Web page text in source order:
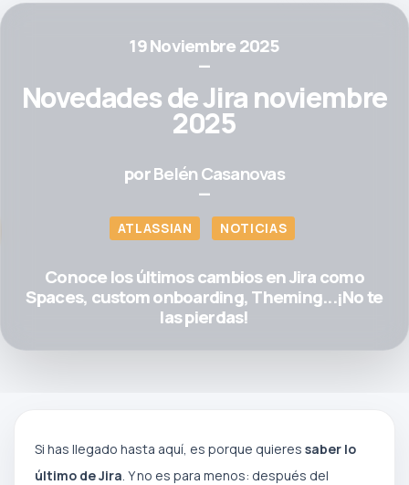
19 Noviembre 2025
—
Novedades de Jira noviembre
2025
porBelén Casanovas
—
ATLASSIAN NOTICIAS
Conoce los últimos cambios en Jira como
Spaces, custom onboarding, Theming...¡No te
las pierdas!
Si has llegado hasta aquí, es porque quieres saber lo
último de Jira. Y no es para menos: después del